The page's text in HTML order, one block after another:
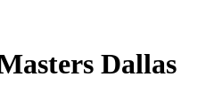
Dallas